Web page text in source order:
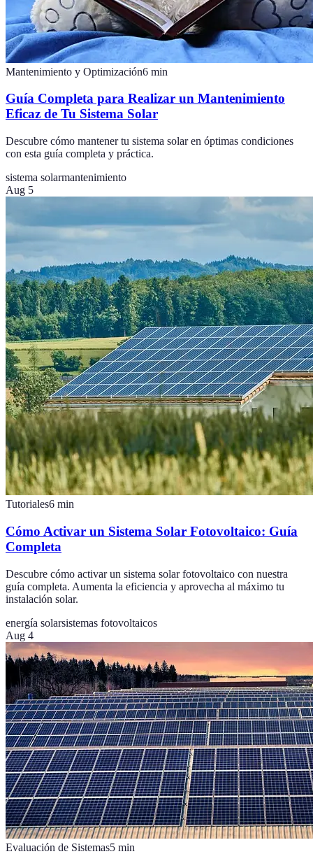
Mantenimiento y Optimización6 min
Guía Completa para Realizar un Mantenimiento
Eficaz de Tu Sistema Solar
Descubre cómo mantener tu sistema solar en óptimas condiciones
con esta guía completa y práctica.
sistema solarmantenimiento
Aug 5
Tutoriales6 min
Cómo Activar un Sistema Solar Fotovoltaico: Guía
Completa
Descubre cómo activar un sistema solar fotovoltaico con nuestra
guía completa. Aumenta la eficiencia y aprovecha al máximo tu
instalación solar.
energía solarsistemas fotovoltaicos
Aug 4
Evaluación de Sistemas5 min